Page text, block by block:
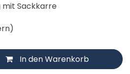
Sackkarre
In den Warenkorb